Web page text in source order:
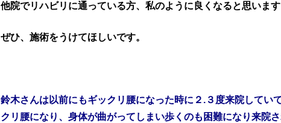
他院でリハビリに通っている方、私のように良くなると思います
ぜひ、施術をうけてほしいです。
鈴木さんは以前にもギックリ腰になった時に２.３度来院してい
クリ腰になり、身体が曲がってしまい歩くのも困難になり来院さ